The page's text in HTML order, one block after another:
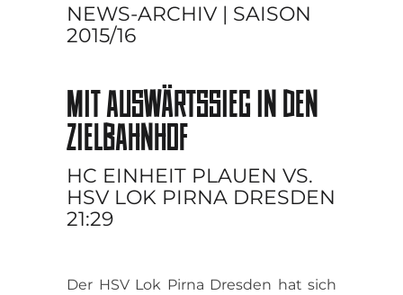
NEWS-ARCHIV | SAISON
2015/16
MIT AUSWÄRTSSIEG IN DEN
ZIELBAHNHOF
HC EINHEIT PLAUEN VS.
HSV LOK PIRNA DRESDEN
21:29
Der HSV Lok Pirna Dresden hat sich